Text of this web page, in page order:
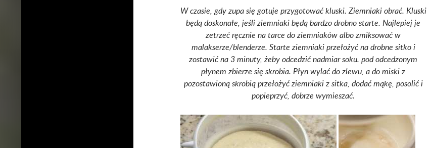
W czasie, gdy zupa się gotuje przygotować kluski. Ziemniaki obrać. Kluski
będą doskonałe, jeśli ziemniaki będą bardzo drobno starte. Najlepiej je
zetrzeć ręcznie na tarce do ziemniaków albo zmiksować w
malakserze/blenderze. Starte ziemniaki przełożyć na drobne sitko i
zostawić na 3 minuty, żeby odcedzić nadmiar soku. pod odcedzonym
płynem zbierze się skrobia. Płyn wylać do zlewu, a do miski z
pozostawioną skrobią przełożyć ziemniaki z sitka, dodać mąkę, posolić i
popieprzyć, dobrze wymieszać.